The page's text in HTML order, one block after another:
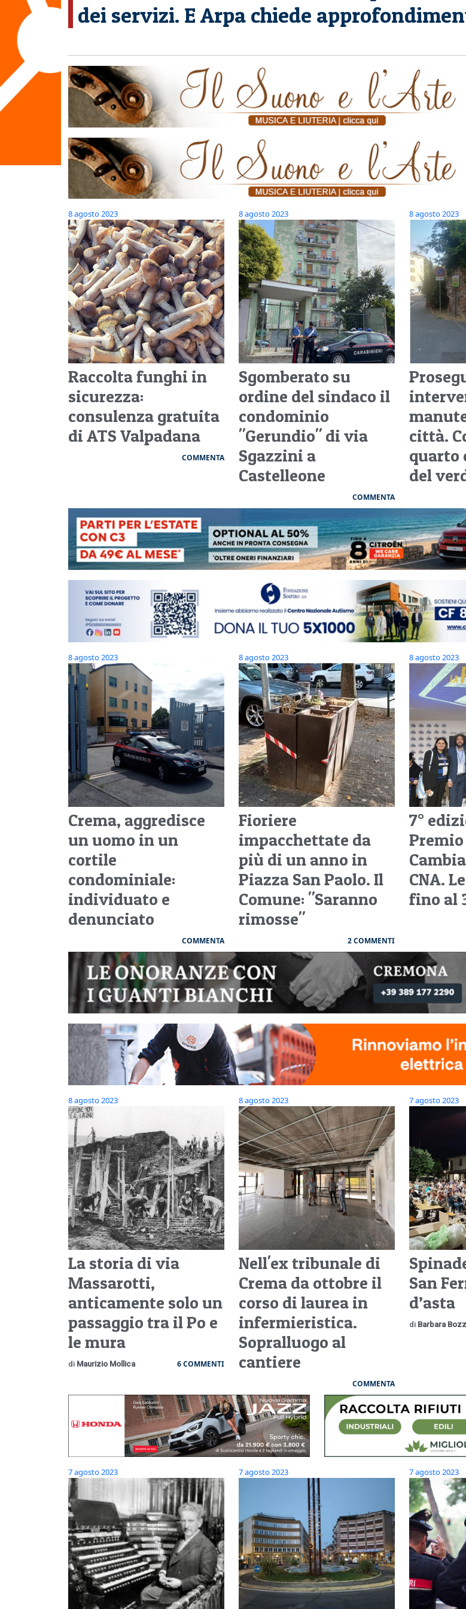
dei servizi. E Arpa chiede
8 agosto 2023
Raccolta funghi in
sicurezza:
consulenza gratuita
di ATS Valpadana
COMMENTA
8 agosto 2023
Sgomberato su
ordine del sindaco il
condominio
"Gerundio" di via
Sgazzini a
Castelleone
COMMENTA
8 agosto 2023
città.
quarto
del
8 agosto 2023
Crema, aggredisce
un uomo in un
cortile
condominiale:
individuato e
denunciato
COMMENTA
8 agosto 2023
Fioriere
impacchettate da
più di un anno in
Piazza San Paolo. Il
Comune: "Saranno
rimosse"
2 COMMENTI
8 agosto 2023
7°
Premio
CNA.
fino al
8 agosto 2023
La storia di via
Massarotti,
anticamente solo un
passaggio tra il Po e
le mura
di Maurizio Mollica 6 COMMENTI
8 agosto 2023
Nell'ex tribunale di
Crema da ottobre il
corso di laurea in
infermieristica.
Sopralluogo al
cantiere
COMMENTA
7 agosto 2023
San
d’asta
di Barbara
7 agosto 2023 7 agosto 2023 7 agosto 2023